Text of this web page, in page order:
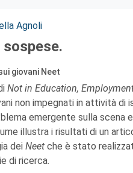
Agnoli
sospese.
giovani Neet
Not in Education,
non impegnati in attività di
emergente sulla scena
illustra i risultati di un
dei Neet che è stato
di ricerca.